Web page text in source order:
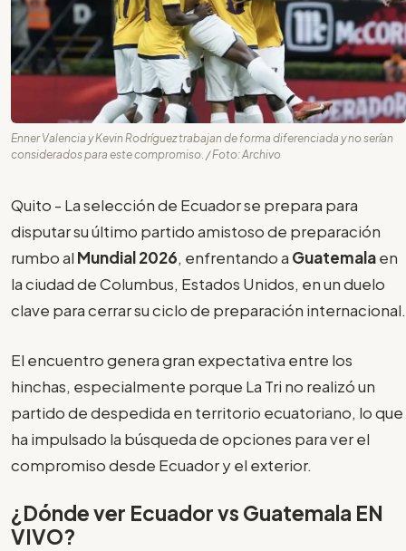
Enner Valencia y Kevin Rodríguez trabajan de forma diferenciada y no serían
considerados para este compromiso. / Foto: Archivo
Quito - La selección de Ecuador se prepara para
disputar su último partido amistoso de preparación
rumbo al Mundial 2026, enfrentando a Guatemalaen
la ciudad de Columbus, Estados Unidos, en un duelo
clave para cerrar su ciclo de preparación internacional.
El encuentro genera gran expectativa entre los
hinchas, especialmente porque La Tri no realizó un
partido de despedida en territorio ecuatoriano, lo que
ha impulsado la búsqueda de opciones para ver el
compromiso desde Ecuador y el exterior.
¿Dónde ver Ecuador vs Guatemala EN
VIVO?